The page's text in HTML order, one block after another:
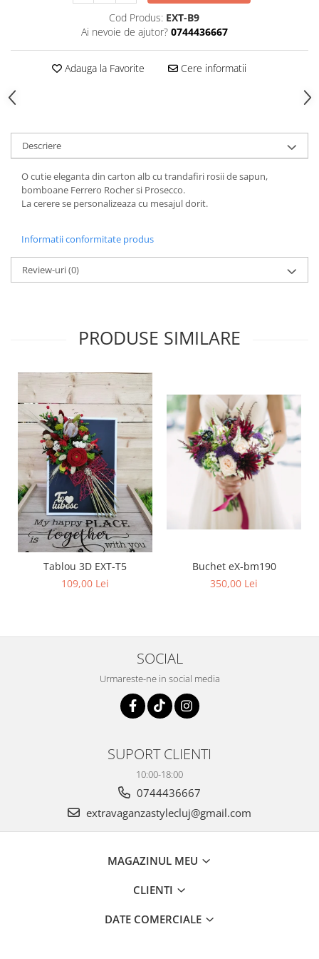
Cod Produs: EXT-B9
Ai nevoie de ajutor? 0744436667
Adauga la Favorite Cere informatii
Descriere
O cutie eleganta din carton alb cu trandafiri rosii de sapun,
bomboane Ferrero Rocher si Prosecco.
La cerere se personalizeaza cu mesajul dorit.
Informatii conformitate produs
Review-uri(0)
PRODUSE SIMILARE
Tablou 3D EXT-T5
109,00 Lei
Buchet eX-bm190
350,00 Lei
SOCIAL
Urmareste-ne in social media
SUPORT CLIENTI
10:00-18:00
0744436667
extravaganzastylecluj@gmail.com
MAGAZINUL MEU
CLIENTI
DATE COMERCIALE